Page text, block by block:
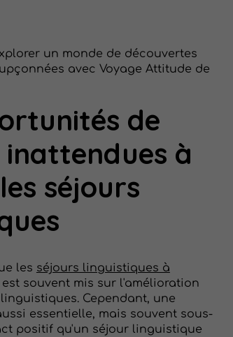
un monde de découvertes
avec Voyage Attitude de
de
à
séjours
les séjours linguistiques à
souvent mis sur l'amélioration
Cependant, une
essentielle, mais souvent sous-
positif qu'un séjour linguistique